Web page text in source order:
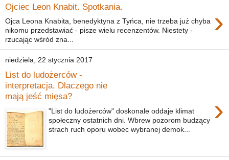
Ojciec Leon Knabit. Spotkania. ›
Ojca Leona Knabita, benedyktyna z Tyńca, nie trzeba już chyba
nikomu przedstawiać - pisze wielu recenzentów. Niestety -
rzucając wśród zna...
niedziela, 22 stycznia 2017
List do ludożerców -
interpretacja. Dlaczego nie
mają jeść mięsa?
›
"List do ludożerców" doskonale oddaje klimat
społeczny ostatnich dni. Wbrew pozorom budzący
strach ruch oporu wobec wybranej demok...